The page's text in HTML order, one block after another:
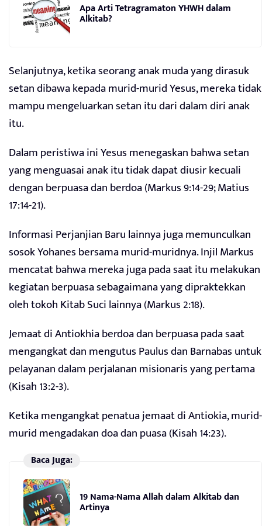
Apa Arti Tetragramaton YHWH dalam
Alkitab?
Selanjutnya, ketika seorang anak muda yang dirasuk
setan dibawa kepada murid-murid Yesus, mereka tidak
mampu mengeluarkan setan itu dari dalam diri anak
itu.
Dalam peristiwa ini Yesus menegaskan bahwa setan
yang menguasai anak itu tidak dapat diusir kecuali
dengan berpuasa dan berdoa (Markus 9:14-29; Matius
17:14-21).
Informasi Perjanjian Baru lainnya juga memunculkan
sosok Yohanes bersama murid-muridnya. Injil Markus
mencatat bahwa mereka juga pada saat itu melakukan
kegiatan berpuasa sebagaimana yang dipraktekkan
oleh tokoh Kitab Suci lainnya (Markus 2:18).
Jemaat di Antiokhia berdoa dan berpuasa pada saat
mengangkat dan mengutus Paulus dan Barnabas untuk
pelayanan dalam perjalanan misionaris yang pertama
(Kisah 13:2-3).
Ketika mengangkat penatua jemaat di Antiokia, murid-
murid mengadakan doa dan puasa (Kisah 14:23).
Baca Juga:
19 Nama-Nama Allah dalam Alkitab dan
Artinya